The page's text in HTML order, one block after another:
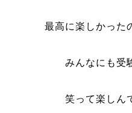
最高に楽しかった
みんなにも受
笑って楽しん